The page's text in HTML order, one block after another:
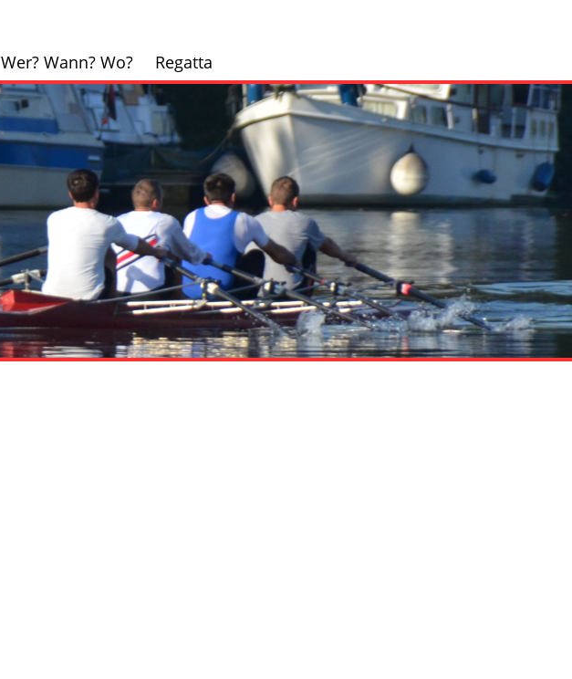
Wer? Wann? Wo? Regatta